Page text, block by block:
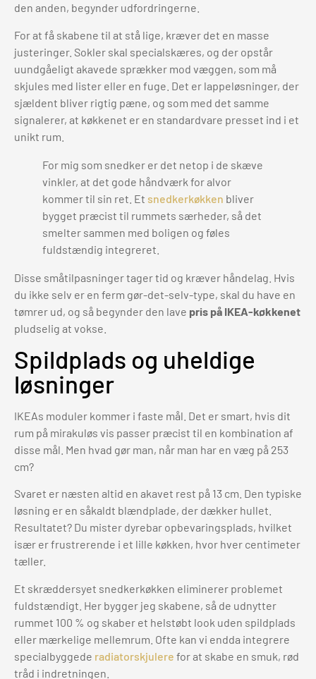
den anden, begynder udfordringerne.
For at få skabene til at stå lige, kræver det en masse
justeringer. Sokler skal specialskæres, og der opstår
uundgåeligt akavede sprækker mod væggen, som må
skjules med lister eller en fuge. Det er lappeløsninger, der
sjældent bliver rigtig pæne, og som med det samme
signalerer, at køkkenet er en standardvare presset ind i et
unikt rum.
For mig som snedker er det netop i de skæve
vinkler, at det gode håndværk for alvor
kommer til sin ret. Et snedkerkøkken bliver
bygget præcist til rummets særheder, så det
smelter sammen med boligen og føles
fuldstændig integreret.
Disse småtilpasninger tager tid og kræver håndelag. Hvis
du ikke selv er en ferm gør-det-selv-type, skal du have en
tømrer ud, og så begynder den lave pris på IKEA-køkkenet
pludselig at vokse.
Spildplads og uheldige
løsninger
IKEAs moduler kommer i faste mål. Det er smart, hvis dit
rum på mirakuløs vis passer præcist til en kombination af
disse mål. Men hvad gør man, når man har en væg på 253
cm?
Svaret er næsten altid en akavet rest på 13 cm. Den typiske
løsning er en såkaldt blændplade, der dækker hullet.
Resultatet? Du mister dyrebar opbevaringsplads, hvilket
især er frustrerende i et lille køkken, hvor hver centimeter
tæller.
Et skræddersyet snedkerkøkken eliminerer problemet
fuldstændigt. Her bygger jeg skabene, så de udnytter
rummet 100 % og skaber et helstøbt look uden spildplads
eller mærkelige mellemrum. Ofte kan vi endda integrere
specialbyggede radiatorskjulere for at skabe en smuk, rød
tråd i indretningen.